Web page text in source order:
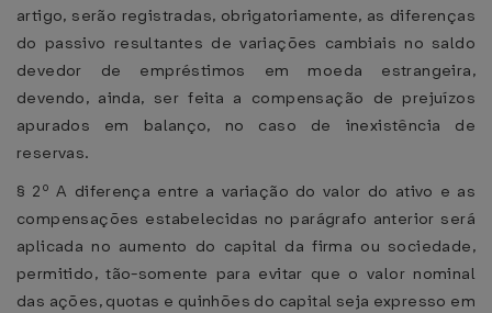
artigo, serão registradas, obrigatoriamente, as diferenças
do passivo resultantes de variações cambiais no saldo
devedor de empréstimos em moeda estrangeira,
devendo, ainda, ser feita a compensação de prejuízos
apurados em balanço, no caso de inexistência de
reservas.
§ 2º A diferença entre a variação do valor do ativo e as
compensações estabelecidas no parágrafo anterior será
aplicada no aumento do capital da firma ou sociedade,
permitido, tão-somente para evitar que o valor nominal
das ações, quotas e quinhões do capital seja expresso em